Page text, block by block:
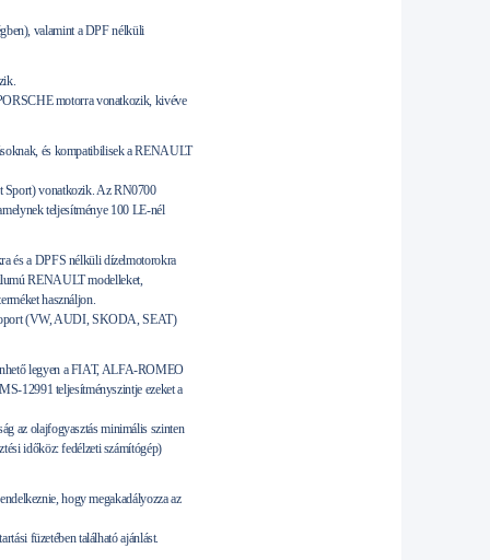
valamint a DPF nélküli
motorra vonatkozik, kivéve
és kompatibilisek a RENAULT
Sport) vonatkozik. Az RN0700
teljesítménye 100 LE-nél
és a DPFS nélküli dízelmotorokra
RENAULT modelleket,
használjon.
(VW, AUDI, SKODA, SEAT)
legyen a FIAT, ALFA-ROMEO
12991 teljesítményszintje ezeket a
az olajfogyasztás minimális szinten
időköz: fedélzeti számítógép)
hogy megakadályozza az
füzetében található ajánlást.